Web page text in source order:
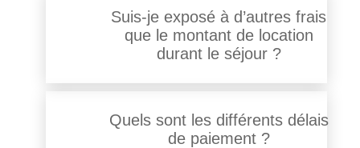
Suis-je exposé à d’autres frais
que le montant de location
durant le séjour ?
Quels sont les différents délais
de paiement ?